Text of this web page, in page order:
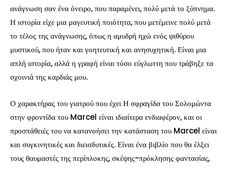
ανάγνωση σαν ένα όνειρο, που παραμένει, πολύ μετά το ξύπνημα.
Η ιστορία είχε μια μαγευτική ποιότητα, που μετέμεινε πολύ μετά
το τέλος της ανάγνωσης, όπως η αμυδρή ηχώ ενός ψιθύρου
μυστικού, που ήταν και γοητευτική και ανησυχητική. Είναι μια
απλή ιστορία, αλλά η γραφή είναι τόσο εύγλωττη που τράβηξε τα
σχοινιά της καρδιάς μου.
Ο χαρακτήρας του γιατρού που έχει Η σφραγίδα του Σολομώντα
στην φροντίδα του Marcel είναι ιδιαίτερα ενδιαφέρον, και οι
προσπάθειές του να κατανοήσει την κατάσταση του Marcel είναι
και συγκινητικές και διεισδυτικές. Είναι ένα βιβλίο που θα έλξει
τους θαυμαστές της περίπλοκης, σκέψης-πρόκλησης φαντασίας,